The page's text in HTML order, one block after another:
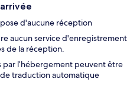
d'aucune réception
aucun service d'enregistrement
de la réception.
par l’hébergement peuvent être
de traduction automatique